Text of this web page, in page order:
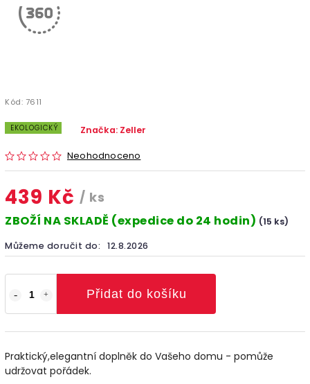
Kód: 7611
EKOLOGICKÝ
Neohodnoceno
Značka: Zeller
439 Kč / ks
ZBOŽÍ NA SKLADĚ (expedice do 24 hodin) (15 ks)
Můžeme doručit do: 12.8.2026
Přidat do košíku
Praktický,elegantní doplněk do Vašeho domu - pomůže
udržovat pořádek.